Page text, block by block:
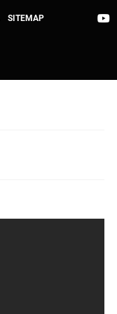
SITEMAP